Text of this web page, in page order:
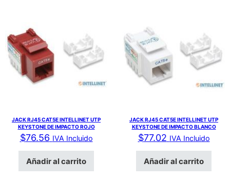
JACK RJ45 CAT5E INTELLINET UTP
KEYSTONE DE IMPACTO ROJO
$76.56 IVA Incluido
Añadir al carrito
JACK RJ45 CAT5E INTELLINET UTP
KEYSTONE DE IMPACTO BLANCO
$77.02 IVA Incluido
Añadir al carrito